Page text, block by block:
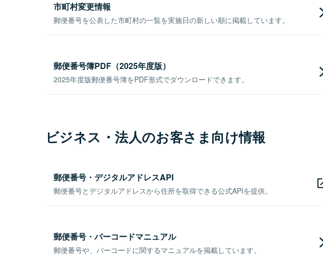
市町村変更情報
郵便番号を公表した市町村の一覧を実施日の新しい順に掲載しています。
郵便番号簿PDF（2025年度版）
2025年度版郵便番号簿をPDF形式でダウンロードできます。
ビジネス・法人のお客さま向け情報
郵便番号・デジタルアドレスAPI
郵便番号とデジタルアドレスから住所を取得できる公式APIを提供。
郵便番号・バーコードマニュアル
郵便番号や、バーコードに関するマニュアルを掲載しています。